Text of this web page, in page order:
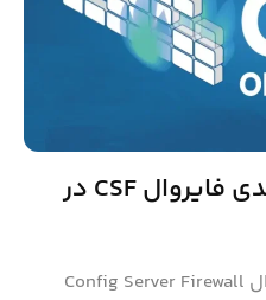
راهنمای نصب و پیکربندی فایروال CSF در
مقدمه فایروال Config Server Firewall